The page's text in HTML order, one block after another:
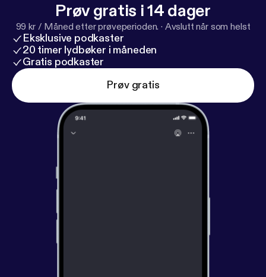
Prøv gratis i 14 dager
99 kr / Måned etter prøveperioden. · Avslutt når som helst
Eksklusive podkaster
20 timer lydbøker i måneden
Gratis podkaster
Prøv gratis